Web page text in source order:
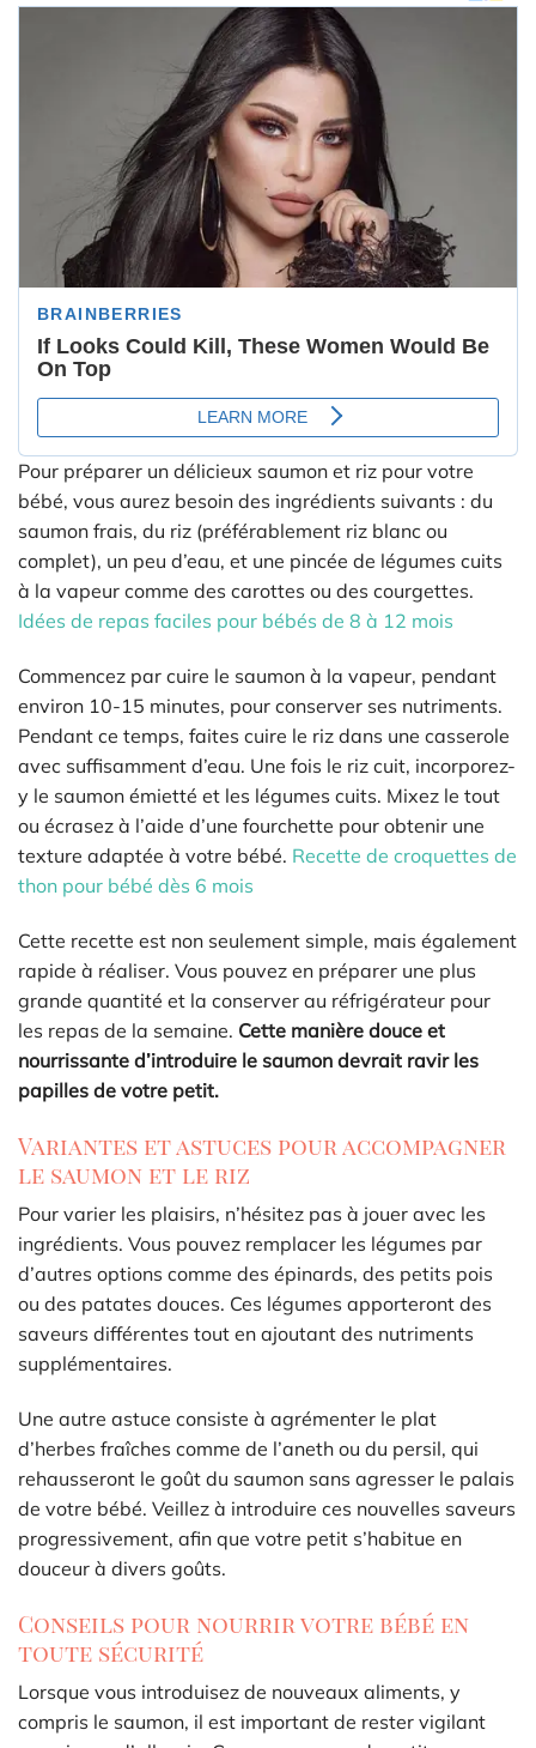
Pour préparer un délicieux saumon et riz pour votre
bébé, vous aurez besoin des ingrédients suivants : du
saumon frais, du riz (préférablement riz blanc ou
complet), un peu d’eau, et une pincée de légumes cuits
à la vapeur comme des carottes ou des courgettes.
Idées de repas faciles pour bébés de 8 à 12 mois
Commencez par cuire le saumon à la vapeur, pendant
environ 10-15 minutes, pour conserver ses nutriments.
Pendant ce temps, faites cuire le riz dans une casserole
avec suffisamment d’eau. Une fois le riz cuit, incorporez-
y le saumon émietté et les légumes cuits. Mixez le tout
ou écrasez à l’aide d’une fourchette pour obtenir une
texture adaptée à votre bébé. Recette de croquettes de
thon pour bébé dès 6 mois
Cette recette est non seulement simple, mais également
rapide à réaliser. Vous pouvez en préparer une plus
grande quantité et la conserver au réfrigérateur pour
les repas de la semaine. Cette manière douce et
nourrissante d’introduire le saumon devrait ravir les
papilles de votre petit.
Variantes et astuces pour accompagner
le saumon et le riz
Pour varier les plaisirs, n’hésitez pas à jouer avec les
ingrédients. Vous pouvez remplacer les légumes par
d’autres options comme des épinards, des petits pois
ou des patates douces. Ces légumes apporteront des
saveurs différentes tout en ajoutant des nutriments
supplémentaires.
Une autre astuce consiste à agrémenter le plat
d’herbes fraîches comme de l’aneth ou du persil, qui
rehausseront le goût du saumon sans agresser le palais
de votre bébé. Veillez à introduire ces nouvelles saveurs
progressivement, afin que votre petit s’habitue en
douceur à divers goûts.
Conseils pour nourrir votre bébé en
toute sécurité
Lorsque vous introduisez de nouveaux aliments, y
compris le saumon, il est important de rester vigilant